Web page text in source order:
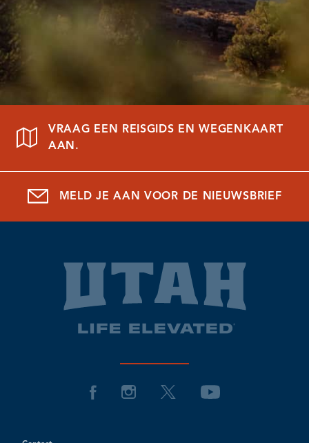
VRAAG EEN REISGIDS EN WEGENKAART
AAN.
MELD JE AAN VOOR DE NIEUWSBRIEF